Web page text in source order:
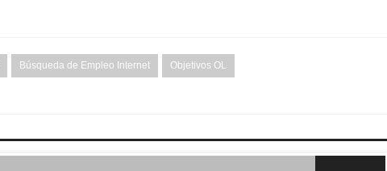
Búsqueda de Empleo Internet Objetivos OL